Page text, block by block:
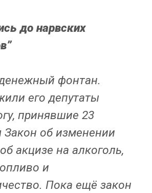
до нарвских
фонтан.
его депутаты
принявшие 23
Закон об изменении
акцизе на алкоголь,
и
Пока ещё закон